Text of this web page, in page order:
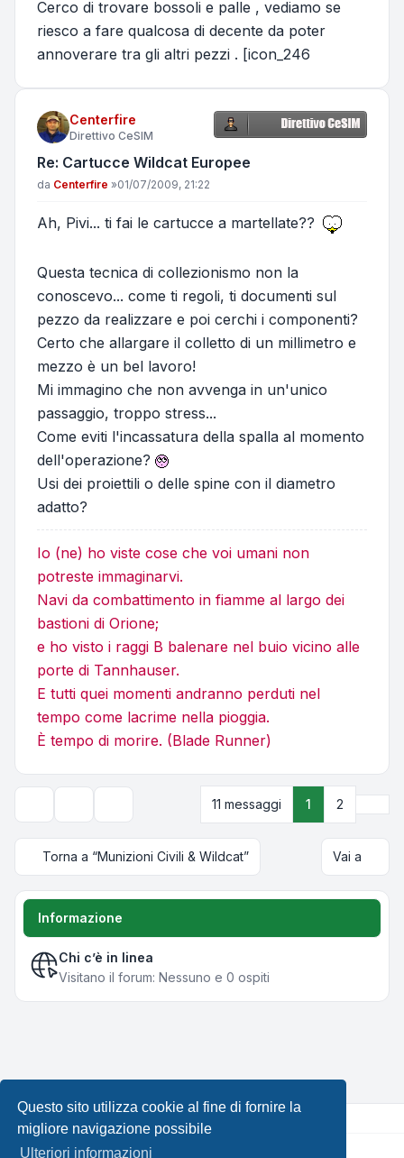
Questo sito utilizza cookie al fine di fornire la
migliore navigazione possibile
Ulteriori informazioni
Cerco di trovare bossoli e palle , vediamo se
riesco a fare qualcosa di decente da poter
annoverare tra gli altri pezzi . [icon_246
Centerfire
Direttivo CeSIM
Re: Cartucce Wildcat Europee
Messaggio
da Centerfire »01/07/2009, 21:22
Ah, Pivi... ti fai le cartucce a martellate??
Questa tecnica di collezionismo non la
conoscevo... come ti regoli, ti documenti sul
pezzo da realizzare e poi cerchi i componenti?
Certo che allargare il colletto di un millimetro e
mezzo è un bel lavoro!
Mi immagino che non avvenga in un'unico
passaggio, troppo stress...
Come eviti l'incassatura della spalla al momento
dell'operazione?
Usi dei proiettili o delle spine con il diametro
adatto?
Io (ne) ho viste cose che voi umani non
potreste immaginarvi.
Navi da combattimento in fiamme al largo dei
bastioni di Orione;
e ho visto i raggi B balenare nel buio vicino alle
porte di Tannhauser.
E tutti quei momenti andranno perduti nel
tempo come lacrime nella pioggia.
È tempo di morire. (Blade Runner)
Opzioni di visualizzazione e ordinamento
11 messaggi 1 2
Torna a “Munizioni Civili & Wildcat” Vai a
Informazione
Chi c’è in linea
Visitano il forum: Nessuno e 0 ospiti